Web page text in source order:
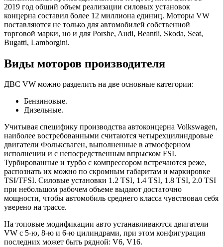
2019 год общий объем реализации силовых установок
концерна составил более 12 миллиона единиц. Моторы VW
поставляются не только для автомобилей собственной
торговой марки, но и для Porshe, Audi, Beantli, Skoda, Seat,
Bugatti, Lamborgini.
Виды моторов производителя
ДВС VW можно разделить на две основные категории:
Бензиновые.
Дизельные.
Учитывая специфику производства автоконцерна Volkswagen,
наиболее востребованными считаются четырехцилиндровые
двигатели Фольксваген, выполненные в атмосферном
исполнении и с непосредственным впрыском FSI.
Турбированные и турбо с компрессором встречаются реже,
распознать их можно по скромным габаритам и маркировке
TSI/TFSI. Силовые установки 1.2 TSI, 1.4 TSI, 1.8 TSI, 2.0 TSI
при небольшом рабочем объеме выдают достаточно
мощности, чтобы автомобиль среднего класса чувствовал себя
уверено на трассе.
На топовые модификации авто устанавливаются двигатели
VW с 5-ю, 8-ю и 6-ю цилиндрами, при этом конфигурация
последних может быть рядной: V6, V16.